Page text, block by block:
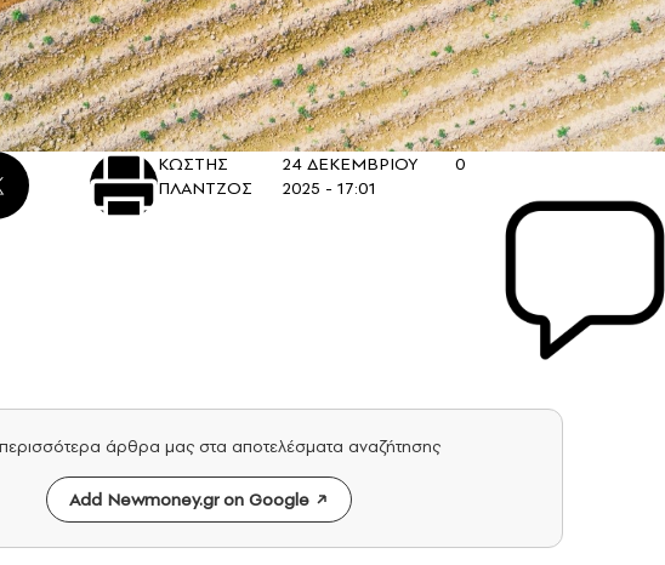
ΚΩΣΤΗΣ
ΠΛΑΝΤΖΟΣ
24 ΔΕΚΕΜΒΡΙΟΥ
2025 - 17:01
0
περισσότερα άρθρα μας στα αποτελέσματα αναζήτησης
Add Newmoney.gr on Google